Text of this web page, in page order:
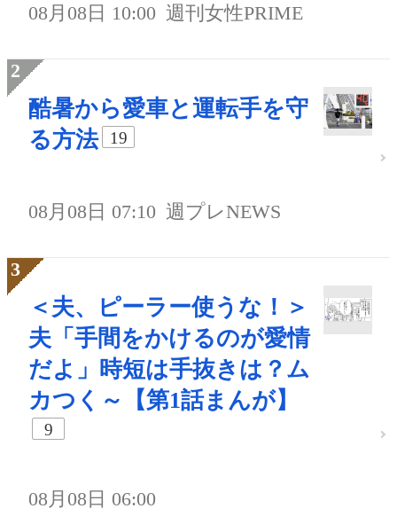
08月08日 10:00 週刊女性PRIME
酷暑から愛車と運転手を守
る方法
19
08月08日 07:10 週プレNEWS
＜夫、ピーラー使うな！＞
夫「手間をかけるのが愛情
だよ」時短は手抜きは？ム
カつく～【第1話まんが】
9
08月08日 06:00